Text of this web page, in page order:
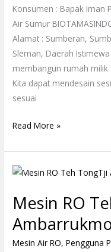
Konsumen : Bapak Iman
Air Sumur
Alamat : Sumberan,
Sleman, Daerah
membangun rumah
Kita dapat mendesain
sesuai
Read More »
Mesin RO
Mesin Air RO,Pengguna
Mesin
Teh
TongTji
Ambarrukmo
Plaza